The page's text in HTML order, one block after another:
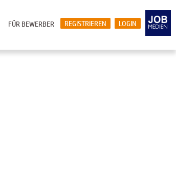
LOGIN
REGISTRIEREN
FÜR BEWERBER